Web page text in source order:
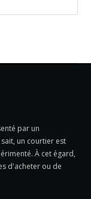
par un
un courtier est
À cet égard,
d'acheter ou de